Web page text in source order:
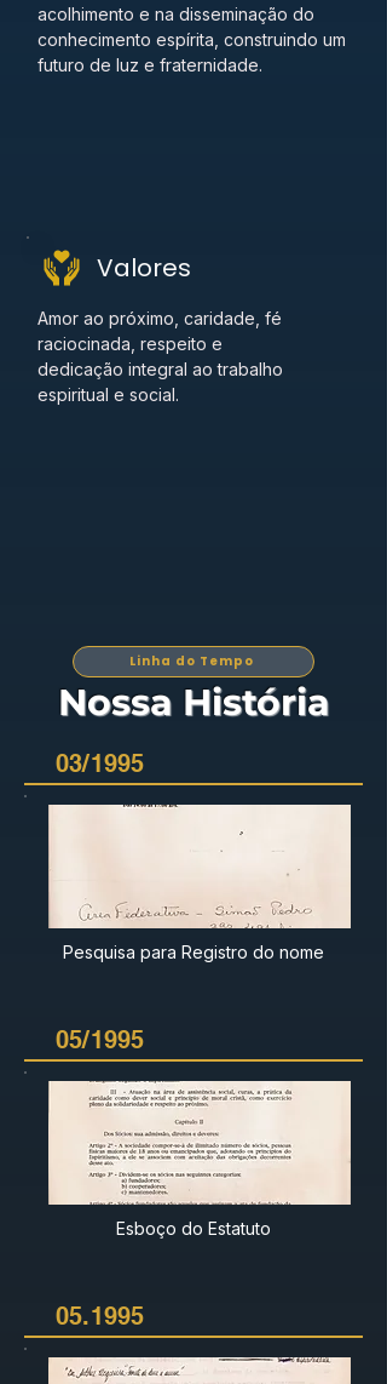
acolhimento e na disseminação do
conhecimento espírita, construindo um
futuro de luz e fraternidade.
Valores
Amor ao próximo, caridade, fé
raciocinada, respeito e
dedicação integral ao trabalho
espiritual e social.
Linha do Tempo
Nossa História
03/1995
Pesquisa para Registro do nome
05/1995
Esboço do Estatuto
05.1995